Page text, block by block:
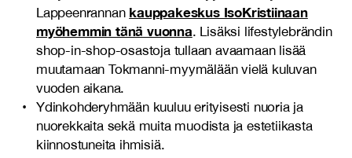
Lappeenrannan kauppakeskus IsoKristiinaan
myöhemmin tänä vuonna. Lisäksi lifestylebrändin
shop-in-shop-osastoja tullaan avaamaan lisää
muutamaan Tokmanni-myymälään vielä kuluvan
vuoden aikana.
Ydinkohderyhmään kuuluu erityisesti nuoria ja
nuorekkaita sekä muita muodista ja estetiikasta
kiinnostuneita ihmisiä.